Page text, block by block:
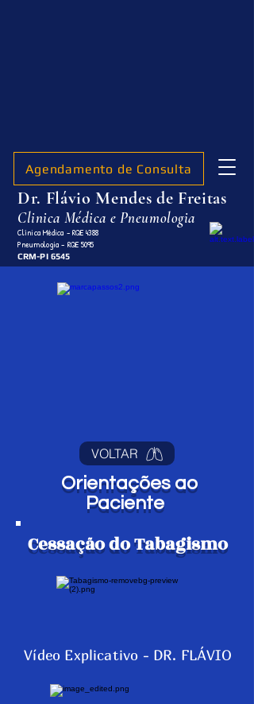
Dr. Flávio Mendes de Freitas
Clinica Médica e Pneumologia
Clínica Médica - RQE 4388
Pneumologia - RQE 5095
CRM-PI 6545
Agendamento de Consulta
VOLTAR
Orientações ao
Paciente
Cessação do Tabagismo
Vídeo Explicativo - DR. FLÁVIO